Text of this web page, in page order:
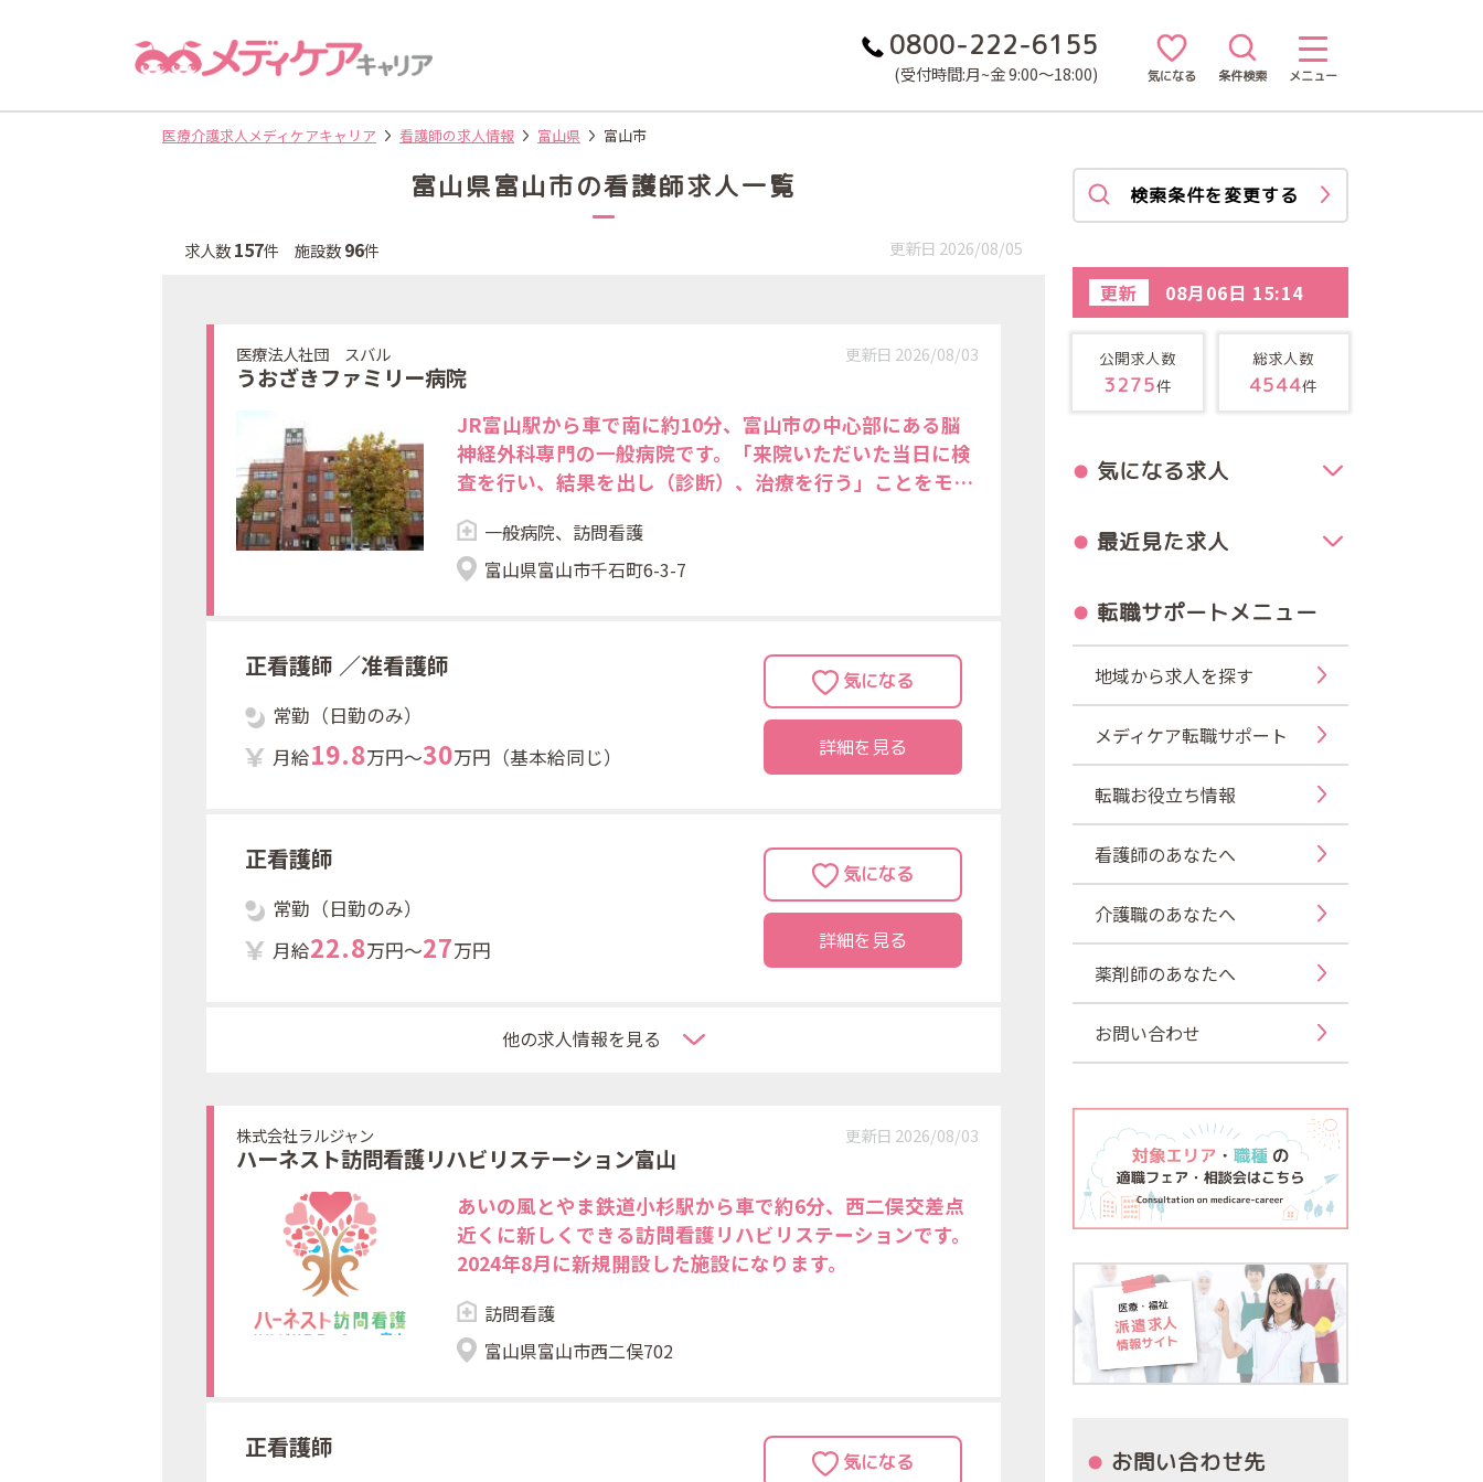
0800-222-6155
(受付時間:月~金 9:00～18:00) 気になる 条件検索 メニュー
医療介護求人メディケアキャリア 看護師の求人情報 富山県 富山市
富山県富山市の看護師求人一覧
求人数157件 施設数96件 更新日 2026/08/05
医療法人社団 スバル
うおざきファミリー病院
JR富山駅から車で南に約10分、富山市の中心部にある脳
神経外科専門の一般病院です。「来院いただいた当日に検
査を行い、結果を出し（診断）、治療を行う」ことをモッ
にお勧めの職場です。2024年4月より「杉野脳神経外科」
改め「うおざきファミリー病院」として、新たにスタート
一般病院、訪問看護
富山県富山市千石町6-3-7
更新日 2026/08/03
正看護師 ／准看護師
常勤（日勤のみ）
月給19.8万円～30万円（基本給同じ） 詳細を見る
正看護師
常勤（日勤のみ）
月給22.8万円～27万円 詳細を見る
他の求人情報を見る
株式会社ラルジャン
ハーネスト訪問看護リハビリステーション富山
あいの風とやま鉄道小杉駅から車で約6分、西二俣交差点
近くに新しくできる訪問看護リハビリステーションです。
2024年8月に新規開設した施設になります。
訪問看護
富山県富山市西二俣702
更新日 2026/08/03
正看護師
検索条件を変更する
更新 08月06日 15:14
公開求人数
3275件
総求人数
4544件
気になる求人
最近見た求人
転職サポートメニュー
地域から求人を探す
メディケア転職サポート
転職お役立ち情報
看護師のあなたへ
介護職のあなたへ
薬剤師のあなたへ
お問い合わせ
お問い合わせ先